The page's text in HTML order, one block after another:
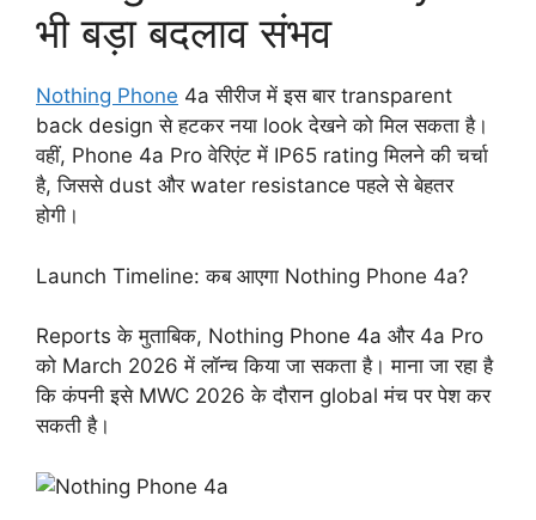
भी बड़ा बदलाव संभव
Nothing Phone 4a सीरीज में इस बार transparent
back design से हटकर नया look देखने को मिल सकता है।
वहीं, Phone 4a Pro वेरिएंट में IP65 rating मिलने की चर्चा
है, जिससे dust और water resistance पहले से बेहतर
होगी।
Launch Timeline: कब आएगा Nothing Phone 4a?
Reports के मुताबिक, Nothing Phone 4a और 4a Pro
को March 2026 में लॉन्च किया जा सकता है। माना जा रहा है
कि कंपनी इसे MWC 2026 के दौरान global मंच पर पेश कर
सकती है।